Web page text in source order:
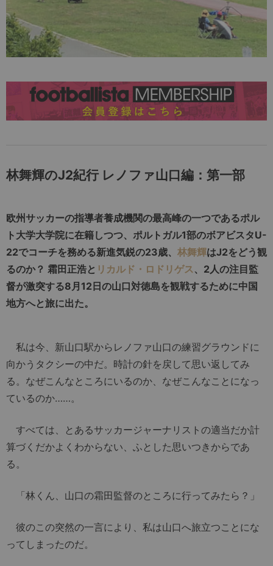
林舞輝のJ2紀行 レノファ山口編：第一部
欧州サッカーの指導者養成機関の最高峰の一つであるポル
ト大学大学院に在籍しつつ、ポルトガル1部のボアビスタU-
22でコーチを務める新進気鋭の23歳、 林舞輝はJ2をどう観
るのか？ 霜田正浩と リカルド・ロドリゲス、2人の注目監
督が激突する8月12日の山口対徳島を観戦するために中国
地方へと旅に出た。
私は今、新山口駅からレノファ山口の練習グラウンドに
向かうタクシーの中だ。時計の針を戻して思い返してみ
る。なぜこんなところにいるのか、なぜこんなことになっ
ているのか……。
すべては、とあるサッカージャーナリストの適当だか計
算づくだかよくわからない、ふとした思いつきからであ
る。
「林くん、山口の霜田監督のところに行ってみたら？」
彼のこの突然の一言により、私は山口へ旅立つことにな
ってしまったのだ。